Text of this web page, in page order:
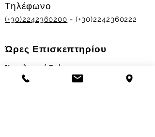
Τηλέφωνο
(+30)2242360200 - (+30)2242360222
Ώρες Επισκεπτηρίου
Νοσηλευτικά Τμήματα
Χειμερινό ωράριο: 11.00-13.00
17.30-19.30